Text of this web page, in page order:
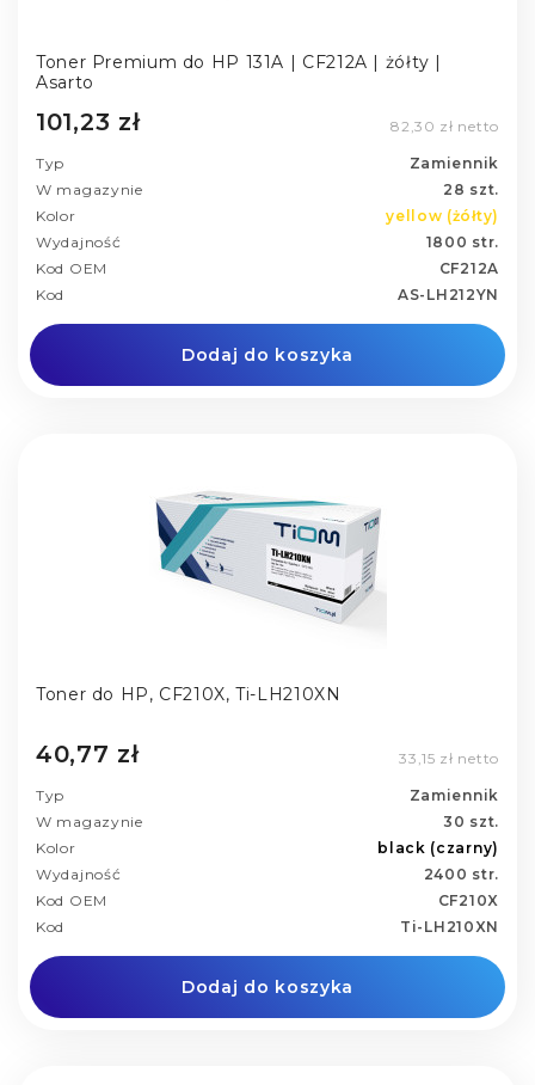
Toner Premium do HP 131A | CF212A | żółty |
Asarto
101,23 zł 82,30 zł netto
Typ
Zamiennik
W magazynie
28 szt.
Kolor
yellow (żółty)
Wydajność
1800 str.
Kod OEM
CF212A
Kod
AS-LH212YN
Dodaj do koszyka
Toner do HP, CF210X, Ti-LH210XN
40,77 zł 33,15 zł netto
Typ
Zamiennik
W magazynie
30 szt.
Kolor
black (czarny)
Wydajność
2400 str.
Kod OEM
CF210X
Kod
Ti-LH210XN
Dodaj do koszyka